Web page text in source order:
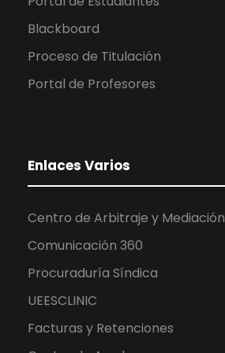
Blackboard
Proceso de Titulación
Portal de Profesores
Enlaces Varios
Centro de Arbitraje y Mediación
Comunicación 360
Procuraduría Síndica
UEESCLINIC
Facturas y Retenciones